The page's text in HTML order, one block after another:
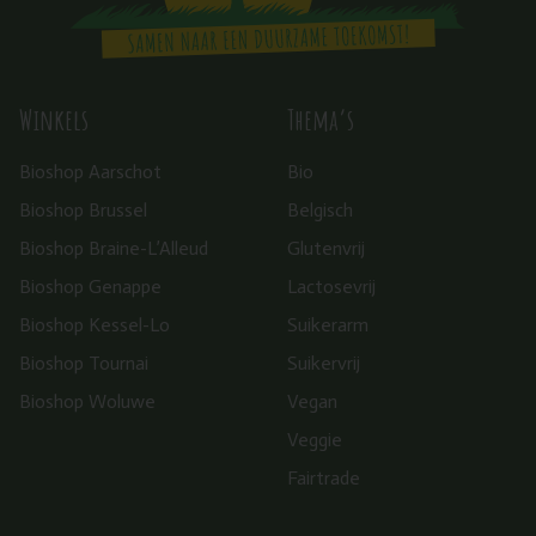
Winkels
Bioshop Aarschot
Bioshop Brussel
Bioshop Braine-L’Alleud
Bioshop Genappe
Bioshop Kessel-Lo
Bioshop Tournai
Bioshop Woluwe
Thema’s
Bio
Belgisch
Glutenvrij
Lactosevrij
Suikerarm
Suikervrij
Vegan
Veggie
Fairtrade